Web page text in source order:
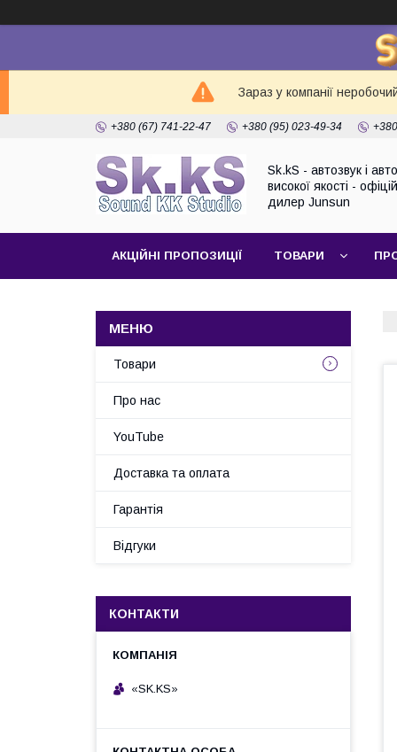
Зараз у компанії
+380 (67) 741-22-47 +380 (95) 023-49-34
Sk.kS - автозвук і
високої якості -
дилер Junsun
АКЦІЙНІ ПРОПОЗИЦІЇ ТОВАРИ
Товари
Про нас
YouTube
Доставка та оплата
Гарантія
Відгуки
КОНТАКТИ
«SK.KS»